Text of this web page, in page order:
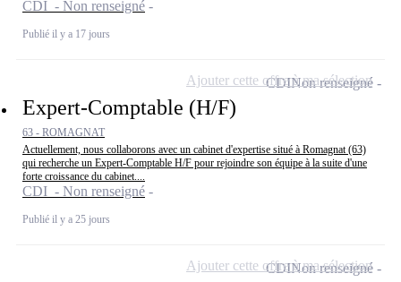
CDI - Non renseigné
Publié il y a 17 jours
Expert-Comptable (H/F)
63 - ROMAGNAT
Actuellement, nous collaborons avec un cabinet d'expertise situé à Romagnat (63)
qui recherche un Expert-Comptable H/F pour rejoindre son équipe à la suite d'une
forte croissance du cabinet....
CDI - Non renseigné
Publié il y a 25 jours
CDINon renseigné
Ajouter cette offre à ma sélection
CDINon renseigné
Ajouter cette offre à ma sélection